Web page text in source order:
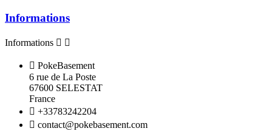
Informations
Informations  
 PokeBasement
6 rue de La Poste
67600 SELESTAT
France
 +33783242204
 contact@pokebasement.com